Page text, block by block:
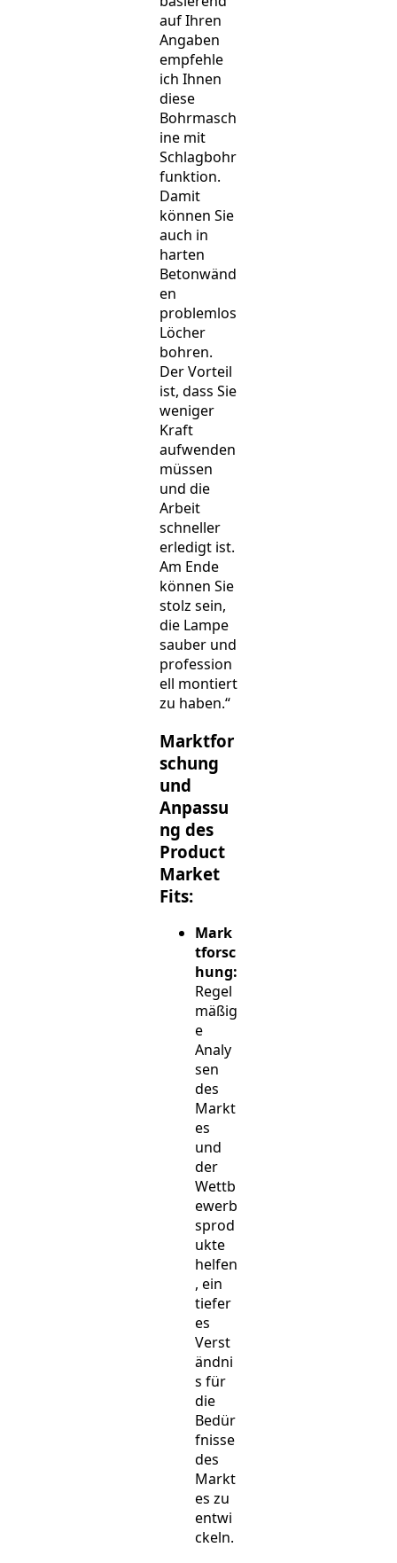
auf Ihren
Angaben
empfehle
ich Ihnen
diese
Bohrmasch
ine mit
Schlagbohr
funktion.
Damit
können Sie
auch in
harten
Betonwänd
en
problemlos
Löcher
bohren.
Der Vorteil
ist, dass Sie
weniger
Kraft
aufwenden
müssen
und die
Arbeit
schneller
erledigt ist.
Am Ende
können Sie
stolz sein,
die Lampe
sauber und
profession
ell montiert
zu haben.“
Marktfor
schung
und
Anpassu
ng des
Product
Market
Fits:
Mark
tforsc
hung:
Regel
mäßig
e
Analy
sen
des
Markt
es
und
der
Wettb
ewerb
sprod
ukte
helfen
, ein
tiefer
es
Verst
ändni
s für
die
Bedür
fnisse
des
Markt
es zu
entwi
ckeln.